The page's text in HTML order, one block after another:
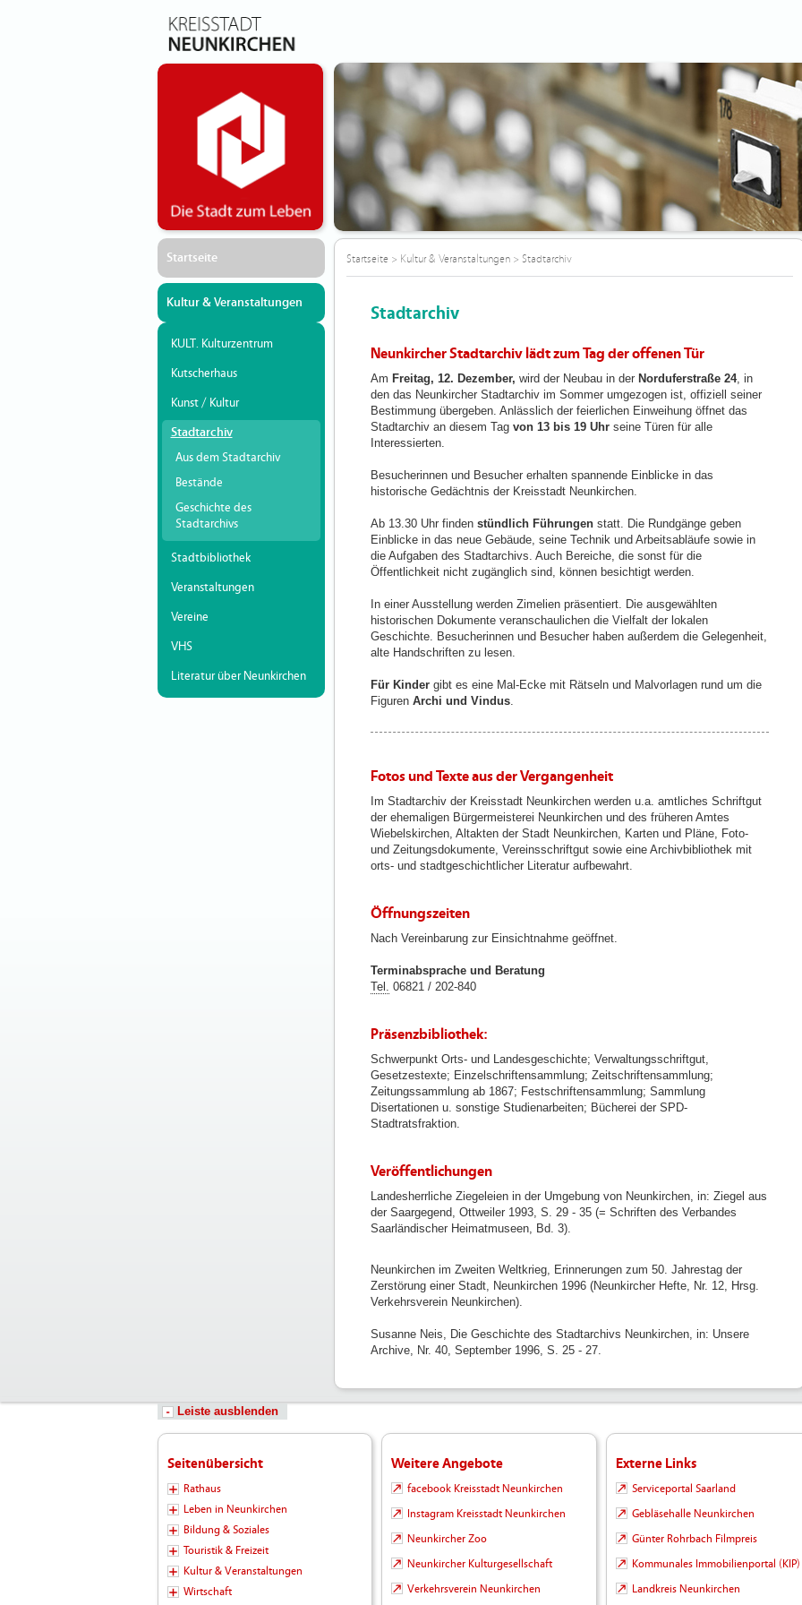
Startseite
Kultur & Veranstaltungen
KULT. Kulturzentrum
Kutscherhaus
Kunst / Kultur
Stadtarchiv
Aus dem Stadtarchiv
Bestände
Geschichte des
Stadtarchivs
Stadtbibliothek
Veranstaltungen
Vereine
VHS
Literatur über Neunkirchen
Startseite> Kultur & Veranstaltungen> Stadtarchiv
Stadtarchiv
Neunkircher Stadtarchiv lädt zum Tag der offenen Tür
Am Freitag, 12. Dezember, wird der Neubau in der Norduferstraße 24, in
den das Neunkircher Stadtarchiv im Sommer umgezogen ist, offiziell seiner
Bestimmung übergeben. Anlässlich der feierlichen Einweihung öffnet das
Stadtarchiv an diesem Tag von 13 bis 19 Uhrseine Türen für alle
Interessierten.
Besucherinnen und Besucher erhalten spannende Einblicke in das
historische Gedächtnis der Kreisstadt Neunkirchen.
Ab 13.30 Uhr finden stündlich Führungenstatt. Die Rundgänge geben
Einblicke in das neue Gebäude, seine Technik und Arbeitsabläufe sowie in
die Aufgaben des Stadtarchivs. Auch Bereiche, die sonst für die
Öffentlichkeit nicht zugänglich sind, können besichtigt werden.
In einer Ausstellung werden Zimelien präsentiert. Die ausgewählten
historischen Dokumente veranschaulichen die Vielfalt der lokalen
Geschichte. Besucherinnen und Besucher haben außerdem die Gelegenheit,
alte Handschriften zu lesen.
Für Kindergibt es eine Mal-Ecke mit Rätseln und Malvorlagen rund um die
FigurenArchi und Vindus.
Fotos und Texte aus der Vergangenheit
Im Stadtarchiv der Kreisstadt Neunkirchen werden u.a. amtliches Schriftgut
der ehemaligen Bürgermeisterei Neunkirchen und des früheren Amtes
Wiebelskirchen, Altakten der Stadt Neunkirchen, Karten und Pläne, Foto-
und Zeitungsdokumente, Vereinsschriftgut sowie eine Archivbibliothek mit
orts- und stadtgeschichtlicher Literatur aufbewahrt.
Öffnungszeiten
Nach Vereinbarung zur Einsichtnahme geöffnet.
Terminabsprache und Beratung
Tel. 06821 / 202-840
Präsenzbibliothek:
Schwerpunkt Orts- und Landesgeschichte; Verwaltungsschriftgut,
Gesetzestexte; Einzelschriftensammlung; Zeitschriftensammlung;
Zeitungssammlung ab 1867; Festschriftensammlung; Sammlung
Disertationen u. sonstige Studienarbeiten; Bücherei der SPD-
Stadtratsfraktion.
Veröffentlichungen
Landesherrliche Ziegeleien in der Umgebung von Neunkirchen, in: Ziegel aus
der Saargegend, Ottweiler 1993, S. 29 - 35 (= Schriften des Verbandes
Saarländischer Heimatmuseen, Bd. 3).
Neunkirchen im Zweiten Weltkrieg, Erinnerungen zum 50. Jahrestag der
Zerstörung einer Stadt, Neunkirchen 1996 (Neunkircher Hefte, Nr. 12, Hrsg.
Verkehrsverein Neunkirchen).
Susanne Neis, Die Geschichte des Stadtarchivs Neunkirchen, in: Unsere
Archive, Nr. 40, September 1996, S. 25 - 27.
Leiste ausblenden
Seitenübersicht
Rathaus
Leben in Neunkirchen
Bildung & Soziales
Touristik & Freizeit
Kultur & Veranstaltungen
Wirtschaft
Weitere Angebote
facebook Kreisstadt Neunkirchen
Instagram Kreisstadt Neunkirchen
Neunkircher Zoo
Neunkircher Kulturgesellschaft
Verkehrsverein Neunkirchen
Externe Links
Serviceportal Saarland
Gebläsehalle Neunkirchen
Günter Rohrbach Filmpreis
Kommunales Immobilienportal (KIP)
Landkreis Neunkirchen